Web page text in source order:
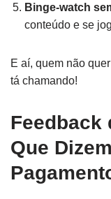
Binge-watch
conteúdo e se
E aí, quem não
tá chamando!
Feedback
Que